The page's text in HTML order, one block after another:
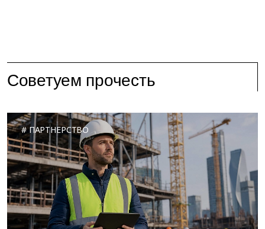
Советуем прочесть
ПАРТНЕРСТВО